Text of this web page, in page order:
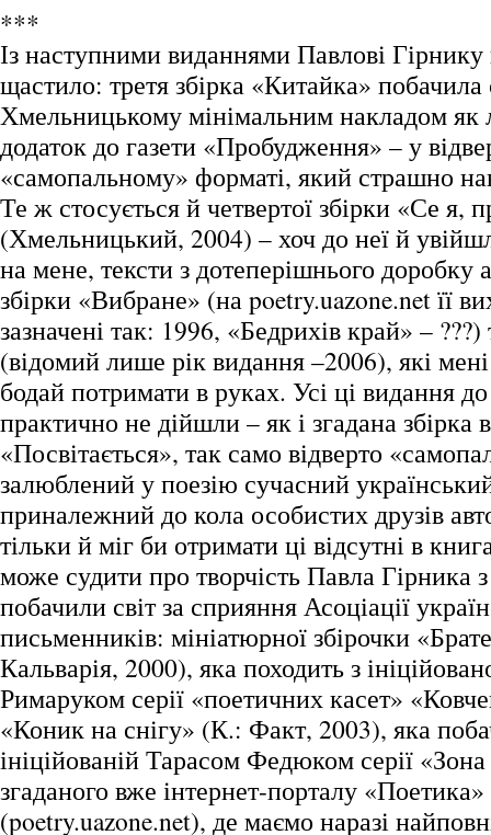
***
Із наступними виданнями Павлові Гірнику
щастило: третя збірка «Китайка» побачила
Хмельницькому мінімальним накладом як
додаток до газети «Пробудження» – у
«самопальному» форматі, який страшно
Те ж стосується й четвертої збірки «Се
(Хмельницький, 2004) – хоч до неї й
на мене, тексти з дотеперішнього доробку
збірки «Вибране» (на poetry.uazone.net її
зазначені так: 1996, «Бедрихів край» –
(відомий лише рік видання –2006), які
бодай потримати в руках. Усі ці видання
практично не дійшли – як і згадана збірка
«Посвітається», так само відверто
залюблений у поезію сучасний
приналежний до кола особистих друзів
тільки й міг би отримати ці відсутні в
може судити про творчість Павла Гірника
побачили світ за сприяння Асоціації
письменників: мініатюрної збірочки
Кальварія, 2000), яка походить з
Римаруком серії «поетичних касет»
«Коник на снігу» (К.: Факт, 2003), яка
ініційованій Тарасом Федюком серії «Зона
згаданого вже інтернет-порталу «Поетика»
(poetry.uazone.net), де маємо наразі